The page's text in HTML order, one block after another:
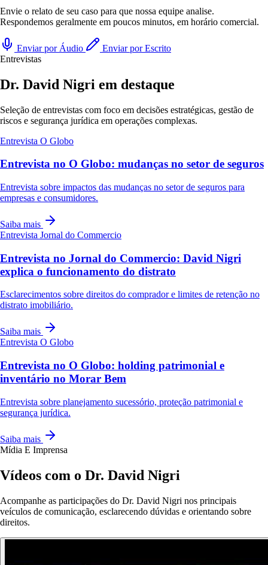
Envie o relato de seu caso para que nossa equipe analise.
Respondemos geralmente em poucos minutos, em horário comercial.
Enviar por Áudio
Enviar por Escrito
Entrevistas
Dr. David Nigri em destaque
Seleção de entrevistas com foco em decisões estratégicas, gestão de
riscos e segurança jurídica em operações complexas.
Entrevista O Globo
Entrevista no O Globo: mudanças no setor de seguros
Entrevista sobre impactos das mudanças no setor de seguros para
empresas e consumidores.
Saiba mais
Entrevista Jornal do Commercio
Entrevista no Jornal do Commercio: David Nigri
explica o funcionamento do distrato
Esclarecimentos sobre direitos do comprador e limites de retenção no
distrato imobiliário.
Saiba mais
Entrevista O Globo
Entrevista no O Globo: holding patrimonial e
inventário no Morar Bem
Entrevista sobre planejamento sucessório, proteção patrimonial e
segurança jurídica.
Saiba mais
Mídia E Imprensa
Vídeos com o Dr. David Nigri
Acompanhe as participações do Dr. David Nigri nos principais
veículos de comunicação, esclarecendo dúvidas e orientando sobre
direitos.